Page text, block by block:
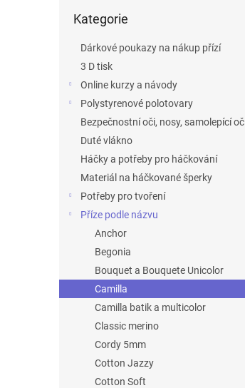
kategorie
Kategorie
Dárkové poukazy na nákup přízí
3 D tisk
Online kurzy a návody
Polystyrenové polotovary
Bezpečnostní oči, nosy, samolepící
Duté vlákno
Háčky a potřeby pro háčkování
Materiál na háčkované šperky
Potřeby pro tvoření
Příze podle názvu
Anchor
Begonia
Bouquet a Bouquete Unicolor
Camilla
Camilla batik a multicolor
Classic merino
Cordy 5mm
Cotton Jazzy
Cotton Soft